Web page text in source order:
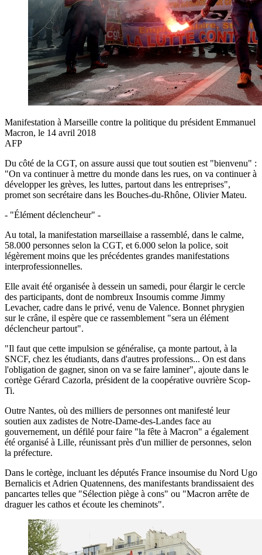
Manifestation à Marseille contre la politique du président Emmanuel
Macron, le 14 avril 2018
AFP
Du côté de la CGT, on assure aussi que tout soutien est "bienvenu" :
"On va continuer à mettre du monde dans les rues, on va continuer à
développer les grèves, les luttes, partout dans les entreprises",
promet son secrétaire dans les Bouches-du-Rhône, Olivier Mateu.
- "Élément déclencheur" -
Au total, la manifestation marseillaise a rassemblé, dans le calme,
58.000 personnes selon la CGT, et 6.000 selon la police, soit
légèrement moins que les précédentes grandes manifestations
interprofessionnelles.
Elle avait été organisée à dessein un samedi, pour élargir le cercle
des participants, dont de nombreux Insoumis comme Jimmy
Levacher, cadre dans le privé, venu de Valence. Bonnet phrygien
sur le crâne, il espère que ce rassemblement "sera un élément
déclencheur partout".
"Il faut que cette impulsion se généralise, ça monte partout, à la
SNCF, chez les étudiants, dans d'autres professions... On est dans
l'obligation de gagner, sinon on va se faire laminer", ajoute dans le
cortège Gérard Cazorla, président de la coopérative ouvrière Scop-
Ti.
Outre Nantes, où des milliers de personnes ont manifesté leur
soutien aux zadistes de Notre-Dame-des-Landes face au
gouvernement, un défilé pour faire "la fête à Macron" a également
été organisé à Lille, réunissant près d'un millier de personnes, selon
la préfecture.
Dans le cortège, incluant les députés France insoumise du Nord Ugo
Bernalicis et Adrien Quatennens, des manifestants brandissaient des
pancartes telles que "Sélection piège à cons" ou "Macron arrête de
draguer les cathos et écoute les cheminots".